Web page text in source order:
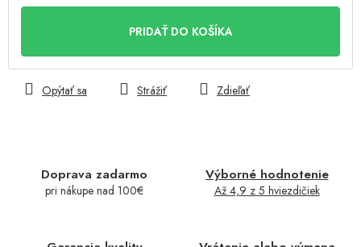
PRIDAŤ DO KOŠÍKA
Doprava zadarmo
pri nákupe nad 100€
Výborné hodnotenie
Až 4,9 z 5 hviezdičiek
Opýtať sa Strážiť Zdieľať